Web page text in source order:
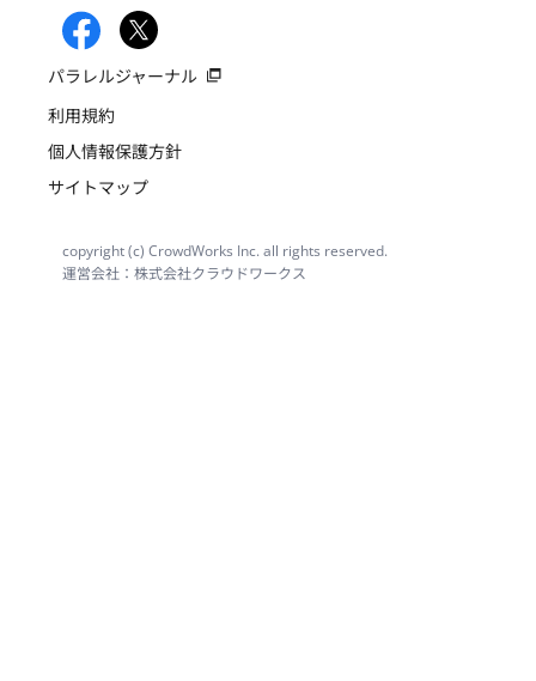
パラレルジャーナル
利用規約
個人情報保護方針
サイトマップ
copyright (c) CrowdWorks Inc. all rights reserved.
運営会社：株式会社クラウドワークス